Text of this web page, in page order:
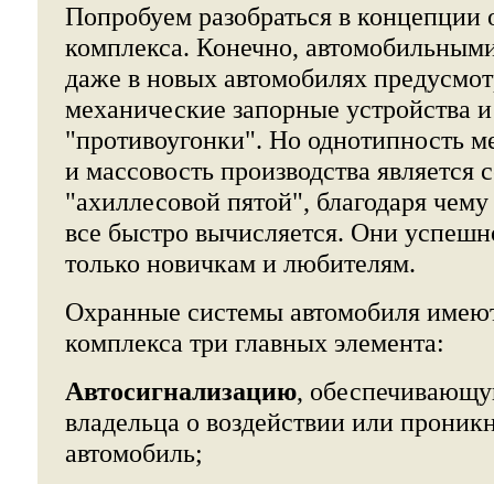
Попробуем разобраться в концепции
комплекса. Конечно,
даже в новых автомобилях
механические запорные устройства
"противоугонки". Но однотипность
и массовость производства является
"ахиллесовой пятой", благодаря
все быстро вычисляется. Они
только новичкам и любителям.
Охранные системы автомобиля
комплекса три главных элемента:
Автосигнализацию,
владельца о воздействии или
автомобиль;